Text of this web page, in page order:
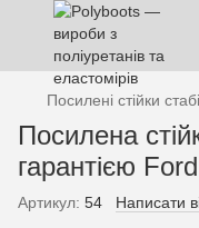
Посилені стійки
Посилена
гарантією
Артикул: 54 Написати